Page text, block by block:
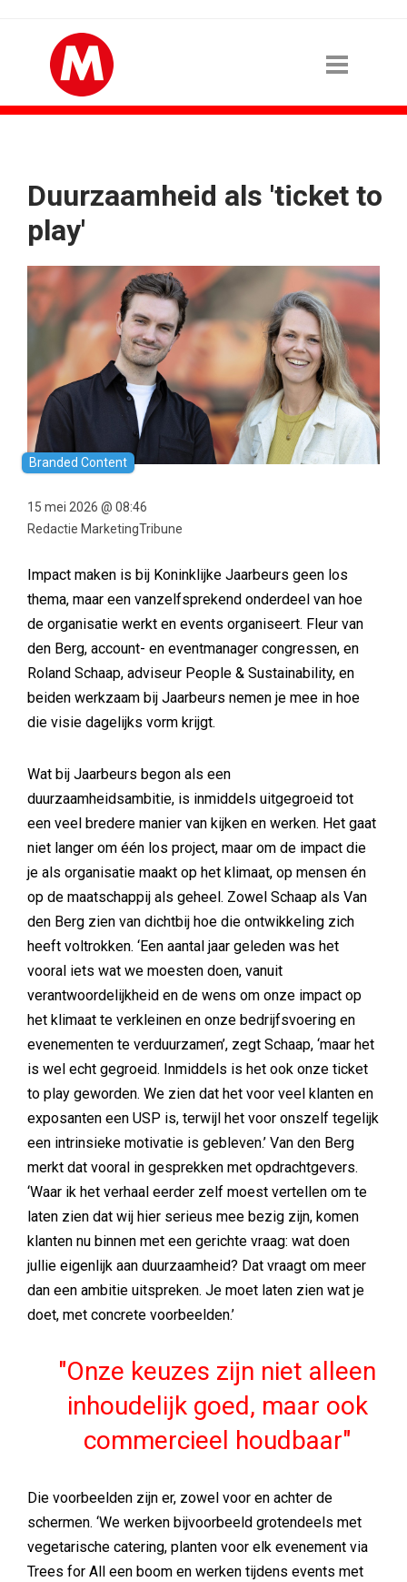
Duurzaamheid als 'ticket to
play'
Branded Content
15 mei 2026 @ 08:46
Redactie MarketingTribune
Impact maken is bij Koninklijke Jaarbeurs geen los
thema, maar een vanzelfsprekend onderdeel van hoe
de organisatie werkt en events organiseert. Fleur van
den Berg, account- en eventmanager congressen, en
Roland Schaap, adviseur People & Sustainability, en
beiden werkzaam bij Jaarbeurs nemen je mee in hoe
die visie dagelijks vorm krijgt.
Wat bij Jaarbeurs begon als een
duurzaamheidsambitie, is inmiddels uitgegroeid tot
een veel bredere manier van kijken en werken. Het gaat
niet langer om één los project, maar om de impact die
je als organisatie maakt op het klimaat, op mensen én
op de maatschappij als geheel. Zowel Schaap als Van
den Berg zien van dichtbij hoe die ontwikkeling zich
heeft voltrokken. ‘Een aantal jaar geleden was het
vooral iets wat we moesten doen, vanuit
verantwoordelijkheid en de wens om onze impact op
het klimaat te verkleinen en onze bedrijfsvoering en
evenementen te verduurzamen’, zegt Schaap, ‘maar het
is wel echt gegroeid. Inmiddels is het ook onze ticket
to play geworden. We zien dat het voor veel klanten en
exposanten een USP is, terwijl het voor onszelf tegelijk
een intrinsieke motivatie is gebleven.’ Van den Berg
merkt dat vooral in gesprekken met opdrachtgevers.
‘Waar ik het verhaal eerder zelf moest vertellen om te
laten zien dat wij hier serieus mee bezig zijn, komen
klanten nu binnen met een gerichte vraag: wat doen
jullie eigenlijk aan duurzaamheid? Dat vraagt om meer
dan een ambitie uitspreken. Je moet laten zien wat je
doet, met concrete voorbeelden.’
Onze keuzes zijn niet alleen
inhoudelijk goed, maar ook
commercieel houdbaar
Die voorbeelden zijn er, zowel voor en achter de
schermen. ‘We werken bijvoorbeeld grotendeels met
vegetarische catering, planten voor elk evenement via
Trees for All een boom en werken tijdens events met